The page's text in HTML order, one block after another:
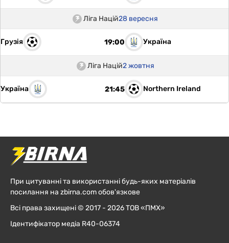
Ліга Націй28 вересня
Грузія 19:00 Україна
Ліга Націй2 жовтня
Україна 21:45 Northern Ireland
При цитуванні та використанні будь-яких матеріалів
посилання на zbirna.com обов'язкове
Всі права захищені © 2017 - 2026 ТОВ «ПМХ»
Ідентифікатор медіа R40-06374